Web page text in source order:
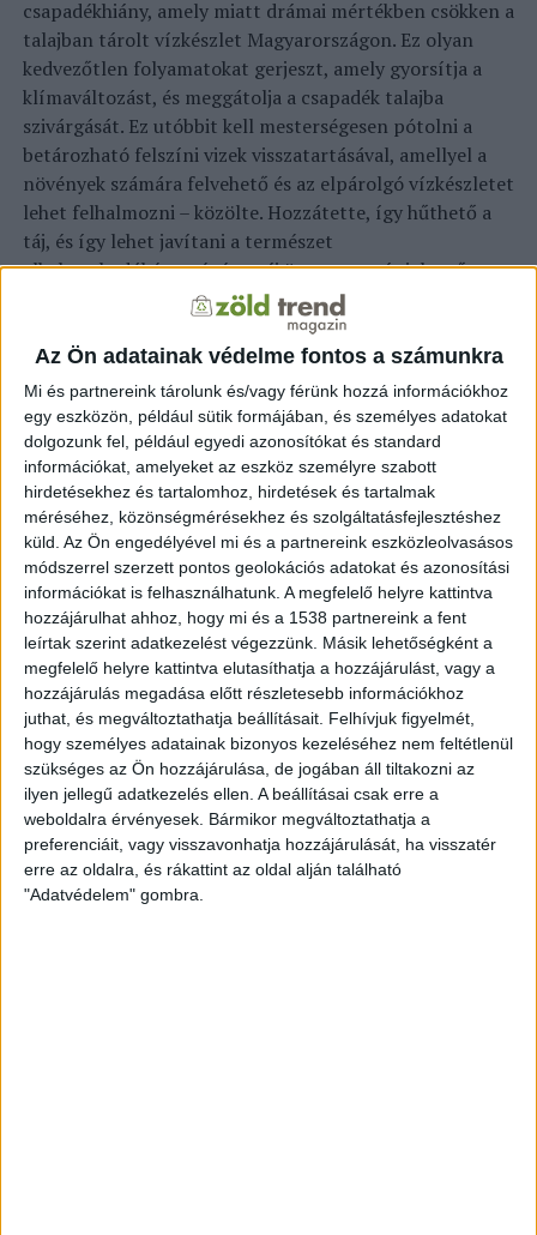
Az Ön adatainak védelme fontos a számunkra
Mi és partnereink tárolunk és/vagy férünk hozzá információkhoz
egy eszközön, például sütik formájában, és személyes adatokat
dolgozunk fel, például egyedi azonosítókat és standard
információkat, amelyeket az eszköz személyre szabott
hirdetésekhez és tartalomhoz, hirdetések és tartalmak
méréséhez, közönségmérésekhez és szolgáltatásfejlesztéshez
küld. Az Ön engedélyével mi és a partnereink eszközleolvasásos
módszerrel szerzett pontos geolokációs adatokat és azonosítási
információkat is felhasználhatunk. A megfelelő helyre kattintva
hozzájárulhat ahhoz, hogy mi és a 1538 partnereink a fent
leírtak szerint adatkezelést végezzünk. Másik lehetőségként a
megfelelő helyre kattintva elutasíthatja a hozzájárulást, vagy a
hozzájárulás megadása előtt részletesebb információkhoz
juthat, és megváltoztathatja beállításait. Felhívjuk figyelmét,
hogy személyes adatainak bizonyos kezeléséhez nem feltétlenül
szükséges az Ön hozzájárulása, de jogában áll tiltakozni az
ilyen jellegű adatkezelés ellen. A beállításai csak erre a
weboldalra érvényesek. Bármikor megváltoztathatja a
preferenciáit, vagy visszavonhatja hozzájárulását, ha visszatér
erre az oldalra, és rákattint az oldal alján található
"Adatvédelem" gombra.
csapadékhiány, amely miatt drámai mértékben csökken a
talajban tárolt vízkészlet Magyarországon. Ez olyan
kedvezőtlen folyamatokat gerjeszt, amely gyorsítja a
klímaváltozást, és meggátolja a csapadék talajba
szivárgását. Ez utóbbit kell mesterségesen pótolni a
betározható felszíni vizek visszatartásával, amellyel a
növények számára felvehető és az elpárolgó vízkészletet
lehet felhalmozni – közölte. Hozzátette, így hűthető a
táj, és így lehet javítani a természet
alkalmazkodóképességét a táj üzemanyagát jelentő
vízzel. Mindez a gazdák klímaváltozáshoz történő
alkalmazkodását is segíti az öntözési lehetőségek
bővítésével, a hozzáférés megkönnyítésével – mutatott
rá.
Szavai szerint a kormány időben lépett, és az
aszályvédelmi akcióterv keretében 4,7 milliárd forint
azonnali forrást biztosított a szükséges vízpótlási és a
kapcsolódó meder-, illetve partrendezési munkák
elvégzéséhez. Ebből a pénzből 265 helyszínen végeznek
beavatkozásokat, a vízpótlások helyszínein eddig 172
szivattyú, mintegy 1000 ember és 190 munkagép
bevetésére volt szükség. Ismertetése szerint a Hanyi-éri
csatornán jelenleg 26 kilométernyi kotrással és 50
hektárnyi kaszálással is járó meder- és parttisztítás
zajlik, a víz zavartalan átfolyásához szükséges feltételek
kialakítása érdekében. Ez a közel 4,5 millió forintból
megvalósuló munka azért is fontos, mert a Tisza-tóból,
gravitációs úton érkező vízutánpótlás végül a Tiszába
érkezik – tette hozzá.
Jelezte, a csatorna feltöltésével mintegy 82 hektárt